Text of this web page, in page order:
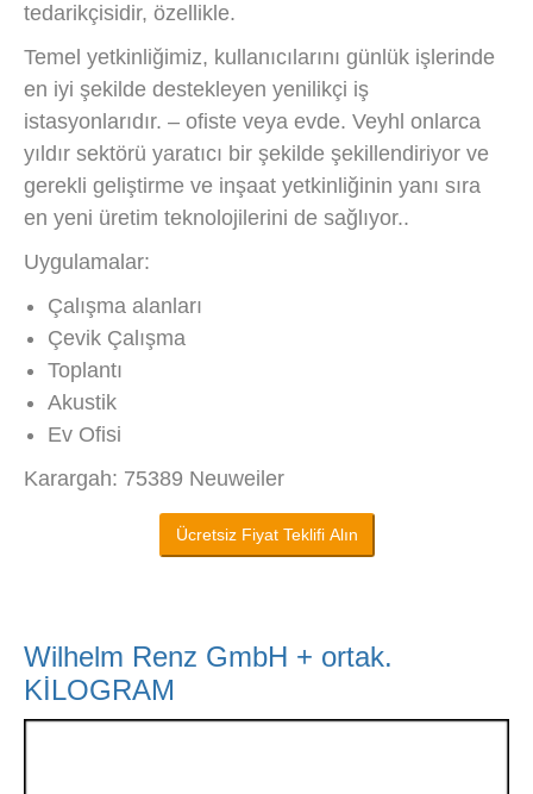
tedarikçisidir, özellikle.
Temel yetkinliğimiz, kullanıcılarını günlük işlerinde
en iyi şekilde destekleyen yenilikçi iş
istasyonlarıdır. – ofiste veya evde. Veyhl onlarca
yıldır sektörü yaratıcı bir şekilde şekillendiriyor ve
gerekli geliştirme ve inşaat yetkinliğinin yanı sıra
en yeni üretim teknolojilerini de sağlıyor..
Uygulamalar:
Çalışma alanları
Çevik Çalışma
Toplantı
Akustik
Ev Ofisi
Karargah: 75389 Neuweiler
Ücretsiz Fiyat Teklifi Alın
Wilhelm Renz GmbH + ortak.
KİLOGRAM